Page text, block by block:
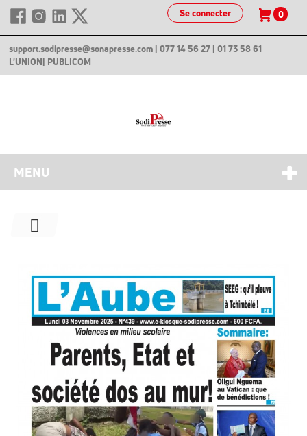
Se connecter 0
support.sodipresse@sonapresse.com | 077 14 56 27 | 01 73 58 61
L'UNION | PUBLICOM
MENU